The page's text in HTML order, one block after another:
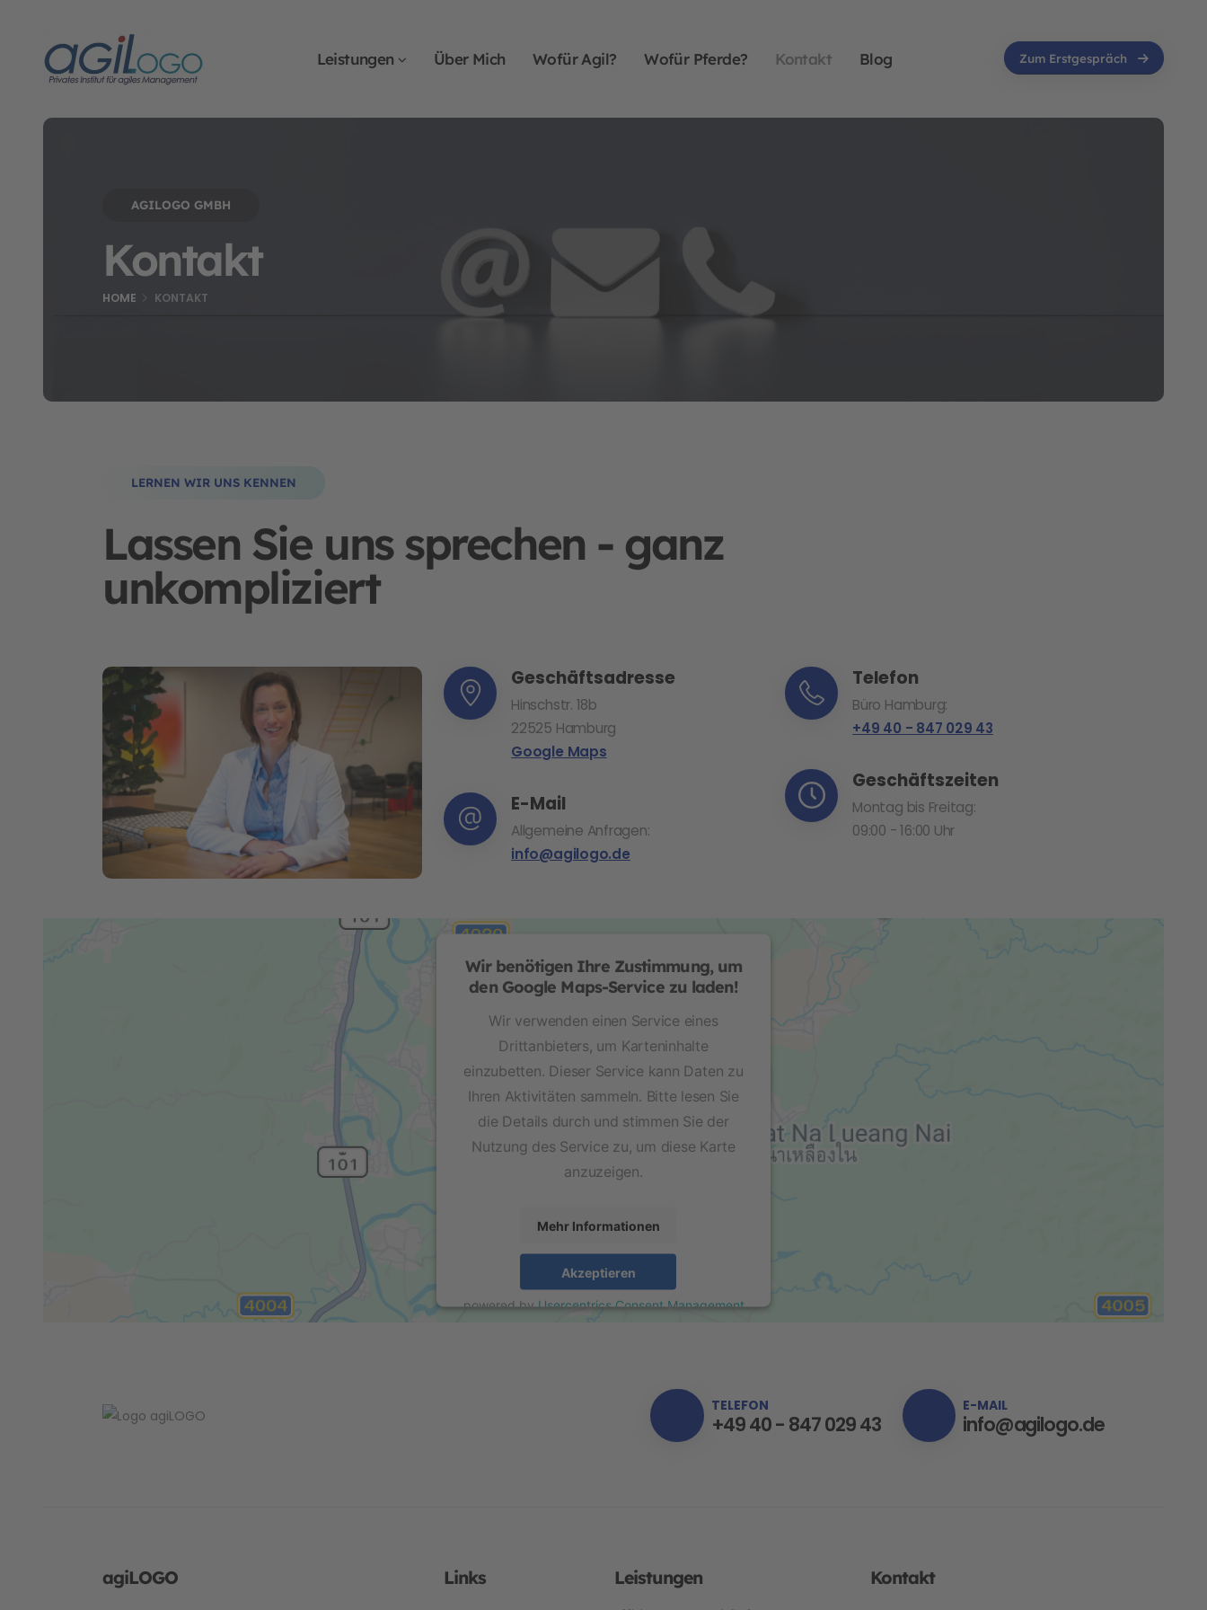
Leistungen Über Mich Wofür Agil? Wofür Pferde? Kontakt Blog Zum Erstgespräch
AGILOGO GMBH
Kontakt
HOME KONTAKT
LERNEN WIR UNS KENNEN
Lassen Sie uns sprechen - ganz
unkompliziert
Geschäftsadresse
Hinschstr. 18b
22525 Hamburg
Google Maps
E-Mail
Allgemeine Anfragen:
info@agilogo.de
Telefon
Büro Hamburg:
+49 40 - 847 029 43
Geschäftszeiten
Montag bis Freitag:
09:00 - 16:00 Uhr
Wir benötigen Ihre Zustimmung, um
den Google Maps-Service zu laden!
Wir verwenden einen Service eines
Drittanbieters, um Karteninhalte
einzubetten. Dieser Service kann Daten zu
Ihren Aktivitäten sammeln. Bitte lesen Sie
die Details durch und stimmen Sie der
Nutzung des Service zu, um diese Karte
anzuzeigen.
Mehr Informationen
Akzeptieren
powered byUsercentrics Consent Management
Platform
TELEFON
+49 40 - 847 029 43
E-MAIL
info@agilogo.de
agiLOGO Links Leistungen Kontakt